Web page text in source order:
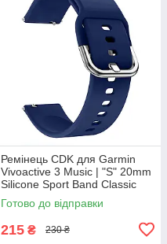
Ремінець CDK для Garmin
Vivoactive 3 Music | "S" 20mm
Silicone Sport Band Classic
(012194) (dark blue)
Готово до відправки
215 ₴ 230 ₴